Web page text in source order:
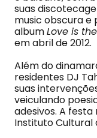
suas
music obscura e
albumLove is
em abril de 2012.
Além do
residentes DJ
suas
veiculando
adesivos. A
Instituto Cultural